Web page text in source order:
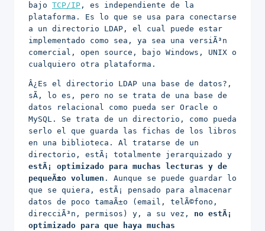
bajo TCP/IP , es independiente de la
plataforma. Es lo que se usa para conectarse
a un directorio LDAP, el cual puede estar
implementado como sea, ya sea una versiÃ³n
comercial, open source, bajo Windows, UNIX o
cualquiero otra plataforma.
Â¿Es el directorio LDAP una base de datos?,
sÃ­, lo es, pero no se trata de una base de
datos relacional como pueda ser Oracle o
MySQL. Se trata de un directorio, como pueda
serlo el que guarda las fichas de los libros
en una biblioteca. Al tratarse de un
directorio, estÃ¡ totalmente jerarquizado y
estÃ¡ optimizado para muchas lecturas y de
pequeÃ±o volumen . Aunque se puede guardar lo
que se quiera, estÃ¡ pensado para almacenar
datos de poco tamaÃ±o (email, telÃ©fono,
direcciÃ³n, permisos) y, a su vez, no estÃ¡
optimizado para que haya muchas